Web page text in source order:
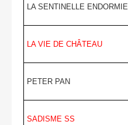
LA SENTINELLE ENDORMIE
LA VIE DE CHÂTEAU
PETER PAN
SADISME SS